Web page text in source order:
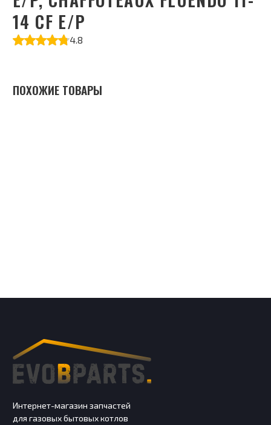
14 CF E/P
4.8
ПОХОЖИЕ ТОВАРЫ
Интернет-магазин запчастей
для газовых бытовых котлов